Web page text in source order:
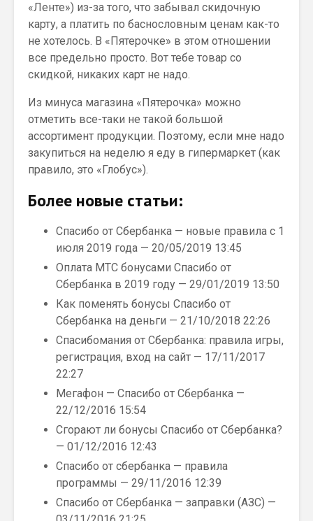
«Ленте») из-за того, что забывал скидочную
карту, а платить по баснословным ценам как-то
не хотелось. В «Пятерочке» в этом отношении
все предельно просто. Вот тебе товар со
скидкой, никаких карт не надо.
Из минуса магазина «Пятерочка» можно
отметить все-таки не такой большой
ассортимент продукции. Поэтому, если мне надо
закупиться на неделю я еду в гипермаркет (как
правило, это «Глобус»).
Более новые статьи:
Спасибо от Сбербанка — новые правила с 1
июля 2019 года — 20/05/2019 13:45
Оплата МТС бонусами Спасибо от
Сбербанка в 2019 году — 29/01/2019 13:50
Как поменять бонусы Спасибо от
Сбербанка на деньги — 21/10/2018 22:26
Спасибомания от Сбербанка: правила игры,
регистрация, вход на сайт — 17/11/2017
22:27
Мегафон — Спасибо от Сбербанка —
22/12/2016 15:54
Сгорают ли бонусы Спасибо от Сбербанка?
— 01/12/2016 12:43
Спасибо от сбербанка — правила
программы — 29/11/2016 12:39
Спасибо от Сбербанка — заправки (АЗС) —